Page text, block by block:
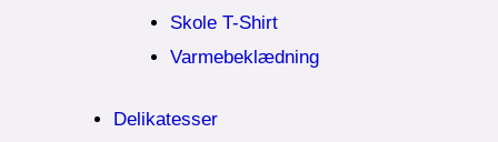
Skole T-Shirt
Varmebeklædning
Delikatesser